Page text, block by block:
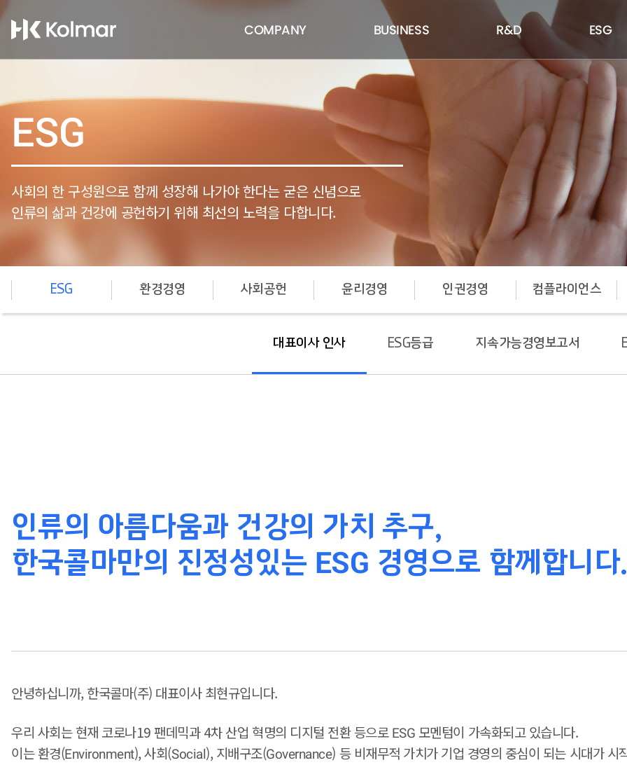
COMPANY BUSINESS R&D ESG
ESG
사회의 한 구성원으로 함께 성장해 나가야 한다는 굳은 신념으로
인류의 삶과 건강에 공헌하기 위해 최선의 노력을 다합니다.
ESG 환경경영 사회공헌 윤리경영 인권경영 컴플라이언스
대표이사 인사 ESG등급 지속가능경영보고서
인류의 아름다움과 건강의 가치 추구,
한국콜마만의 진정성있는 ESG 경영으로 함께합니다.
안녕하십니까, 한국콜마(주) 대표이사 최현규입니다.
우리 사회는 현재 코로나19 팬데믹과 4차 산업 혁명의 디지털 전환 등으로 ESG 모멘텀이 가속화되고 있습니다.
이는 환경(Environment), 사회(Social), 지배구조(Governance) 등 비재무적 가치가 기업 경영의 중심이 되는 시대가 시